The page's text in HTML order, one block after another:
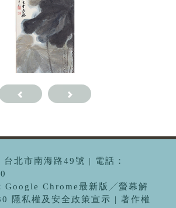
北市南海路49號 | 電話：
Google Chrome最新版╱螢幕解
隱私權及安全政策宣示 | 著作權